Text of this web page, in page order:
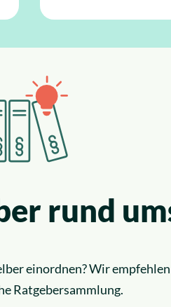
rund
einordnen? Wir
Ratgebersammlung.